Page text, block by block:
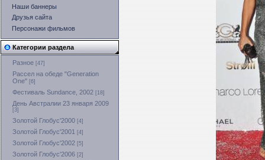
Наши баннеры
Друзья сайта
Персонажи фильмов
Категории раздела
Разное [47]
Рассел на обеде "Generation
One" [6]
Фестиваль Sundance, 2002 [18]
День Австралии 23 января 2009
[3]
Золотой Глобус'2000 [4]
Золотой Глобус'2001 [4]
Золотой Глобус'2002 [5]
Золотой Глобус'2006 [2]